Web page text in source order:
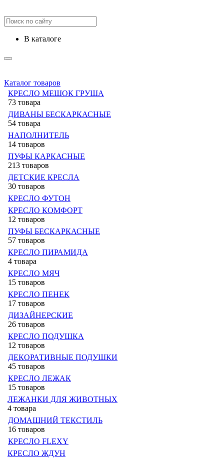
в каталоге
Каталог товаров
КРЕСЛО МЕШОК ГРУША
73 товара
ДИВАНЫ БЕСКАРКАСНЫЕ
54 товара
НАПОЛНИТЕЛЬ
14 товаров
ПУФЫ КАРКАСНЫЕ
213 товаров
ДЕТСКИЕ КРЕСЛА
30 товаров
КРЕСЛО ФУТОН
КРЕСЛО КОМФОРТ
12 товаров
ПУФЫ БЕСКАРКАСНЫЕ
57 товаров
КРЕСЛО ПИРАМИДА
4 товара
КРЕСЛО МЯЧ
15 товаров
КРЕСЛО ПЕНЕК
17 товаров
ДИЗАЙНЕРСКИЕ
26 товаров
КРЕСЛО ПОДУШКА
12 товаров
ДЕКОРАТИВНЫЕ ПОДУШКИ
45 товаров
КРЕСЛО ЛЕЖАК
15 товаров
ЛЕЖАНКИ ДЛЯ ЖИВОТНЫХ
4 товара
ДОМАШНИЙ ТЕКСТИЛЬ
16 товаров
КРЕСЛО FLEXY
КРЕСЛО ЖДУН